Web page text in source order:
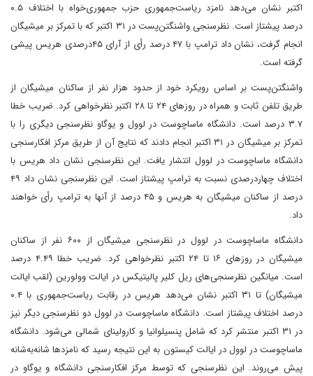
اکتبر نشان می‌دهد‌ نامزد ریاست‌جمهوری حزب جمهوری‌خواه با اختلاف ۰.۵
درصد پیشتاز است. نظرسنجی واشنگتن‌پست در ۳۱ اکتبر که با تمرکز بر میشیگان
انجام گرفت، نشان داد‌ ترامپ با ۴۷ درصد رأی از آرای ۴۵‌درصدی هریس پیشی
گرفته است.
واشنگتن‌پست بر اساس رویکرد خود از حدود هزار نفر از ساکنان میشیگان از
طریق تلفن ثابت و همراه در روزهای ۲۴ تا ۲۸ اکتبر نظرخواهی کرد. ضریب خطا
۳.۷ درصد است. دانشگاه ماساچوست در لوول و یوگاو نظرسنجی دیگری را با
تمرکز بر میشیگان در ۳۱ اکتبر انجام دادند که نتایج آن از طریق مرکز افکارسنجی
دانشگاه ماساچوست در لوول انتشار یافت. این نظرسنجی نشان داد هریس با
اختلاف چهار‌درصدی نسبت به ترامپ پیشتاز است. این نظرسنجی نشان داد‌ ۴۹
درصد از ساکنان میشیگان به هریس و ۴۵ درصد از آنها به ترامپ رأی خواهند
داد.
دانشگاه ماساچوست در لوول در نظرسنجی میشیگان از ۶۰۰ نفر از ساکنان
میشیگان در روزهای ۱۶ تا ۲۴ اکتبر نظرخواهی کرد. ضریب خطا ۴.۴۹ درصد
است. میانگین نظرسنجی‌های ریل کلیر پالیتیکس در ایالت وولورین (لقب ایالت
میشیگان) تا ۳۱ اکتبر نشان می‌دهد ‌هریس در رقابت ریاست‌جمهوری با ۰.۴
درصد اختلاف پیشتاز است. دانشگاه ماساچوست در لوول دو نظرسنجی دیگر نیز
در ۳۱ اکتبر منتشر کرد که شامل پنسیلوانیا و کارولینای شمالی می‌شود. دانشگاه
ماساچوست در لوول در ایالت کیستون به این نتیجه رسید که نامزدها شانه‌به‌شانه
پیش می‌روند. این نظرسنجی که توسط مرکز افکارسنجی دانشگاه و یوگاو در